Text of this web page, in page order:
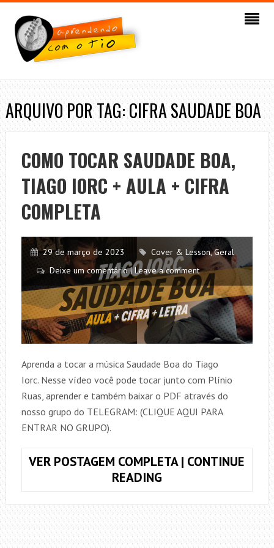
ARQUIVO POR TAG: CIFRA SAUDADE BOA
COMO TOCAR SAUDADE BOA,
TIAGO IORC + AULA + CIFRA
COMPLETA
29 de março de 2023 Cover & Lesson,Geral
Deixe um comentário | Leave a comment
Aprenda a tocar a música Saudade Boa do Tiago
Iorc. Nesse vídeo você pode tocar junto com Plínio
Ruas, aprender e também baixar o PDF através do
nosso grupo do TELEGRAM: (CLIQUE AQUI PARA
ENTRAR NO GRUPO).
VER POSTAGEM COMPLETA | CONTINUE
READINGCOMO
SAUDADE
BOA,
TIAGO